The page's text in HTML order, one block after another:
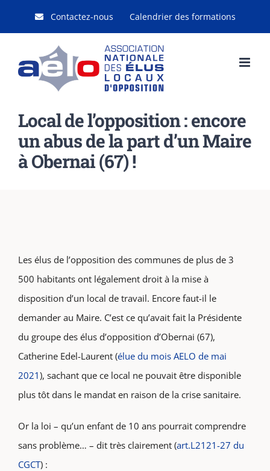
Contactez-nous Calendrier des formations
Local de l’opposition : encore
un abus de la part d’un Maire
à Obernai (67) !
Les élus de l’opposition des communes de plus de 3
500 habitants ont légalement droit à la mise à
disposition d’un local de travail. Encore faut-il le
demander au Maire. C’est ce qu’avait fait la Présidente
du groupe des élus d’opposition d’Obernai (67),
Catherine Edel-Laurent (élue du mois AELO de mai
2021), sachant que ce local ne pouvait être disponible
plus tôt dans le mandat en raison de la crise sanitaire.
Or la loi – qu’un enfant de 10 ans pourrait comprendre
sans problème… – dit très clairement (art.L2121-27 du
CGCT) :